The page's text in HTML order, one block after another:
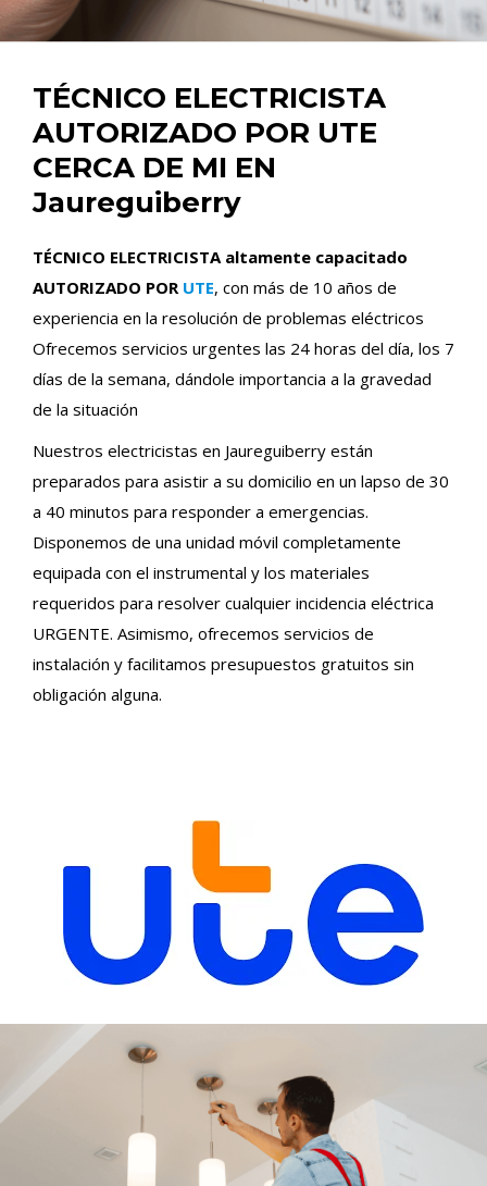
TÉCNICO ELECTRICISTA
AUTORIZADO POR UTE
CERCA DE MI EN
Jaureguiberry
TÉCNICO ELECTRICISTA altamente capacitado
AUTORIZADO POR UTE, con más de 10 años de
experiencia en la resolución de problemas eléctricos
Ofrecemos servicios urgentes las 24 horas del día, los 7
días de la semana, dándole importancia a la gravedad
de la situación
Nuestros electricistas en Jaureguiberry están
preparados para asistir a su domicilio en un lapso de 30
a 40 minutos para responder a emergencias.
Disponemos de una unidad móvil completamente
equipada con el instrumental y los materiales
requeridos para resolver cualquier incidencia eléctrica
URGENTE. Asimismo, ofrecemos servicios de
instalación y facilitamos presupuestos gratuitos sin
obligación alguna.